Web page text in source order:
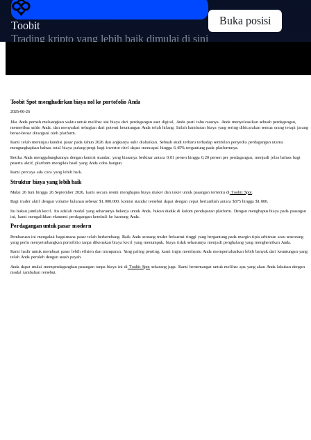
Toobit
Trading kripto yang lebih baik dimulai di sini
Buka posisi
Toobit Spot menghadirkan biaya nol ke portofolio Anda
2026-06-26
Jika Anda pernah meluangkan waktu untuk melihat sisi biaya dari perdagangan aset digital, Anda pasti tahu rasanya. Anda menyelesaikan sebuah perdagangan,
memeriksa saldo Anda, dan menyadari sebagian dari potensi keuntungan Anda telah hilang. Inilah hambatan biaya yang sering dibicarakan semua orang tetapi jarang
benar-benar ditangani oleh platform.
Kami telah meninjau kondisi pasar pada tahun 2026 dan angkanya sulit diabaikan. Sebuah studi terbaru terhadap sembilan penyedia perdagangan utama
mengungkapkan bahwa total biaya pulang-pergi bagi investor ritel dapat mencapai hingga 6,45% tergantung pada platformnya.
Ketika Anda menggabungkannya dengan komisi standar, yang biasanya berkisar antara 0,01 persen hingga 0,20 persen per perdagangan, menjadi jelas bahwa bagi
peserta aktif, platform mengikis hasil yang Anda coba bangun.
Kami percaya ada cara yang lebih baik.
Struktur biaya yang lebih baik
Mulai 26 Juni hingga 26 September 2026, kami secara resmi menghapus biaya maker dan taker untuk pasangan tertentu di Toobit Spot.
Bagi trader aktif dengan volume bulanan sebesar $1.000.000, komisi standar tersebut dapat dengan cepat bertambah antara $375 hingga $1.000.
Itu bukan jumlah kecil. Itu adalah modal yang seharusnya bekerja untuk Anda, bukan duduk di kolom pendapatan platform. Dengan menghapus biaya pada pasangan
ini, kami mengalihkan ekonomi perdagangan kembali ke kantong Anda.
Perdagangan untuk pasar modern
Pembaruan ini mengakui bagaimana pasar telah berkembang. Baik Anda seorang trader frekuensi tinggi yang bergantung pada margin tipis arbitrase atau seseorang
yang perlu menyeimbangkan portofolio tanpa dikenakan biaya kecil yang menumpuk, biaya tidak seharusnya menjadi penghalang yang menghentikan Anda.
Kami hadir untuk membuat pasar lebih efisien dan transparan. Yang paling penting, kami ingin membantu Anda mempertahankan lebih banyak dari keuntungan yang
telah Anda peroleh dengan susah payah.
Anda dapat mulai memperdagangkan pasangan tanpa biaya ini di Toobit Spotsekarang juga. Kami bersemangat untuk melihat apa yang akan Anda lakukan dengan
modal tambahan tersebut.